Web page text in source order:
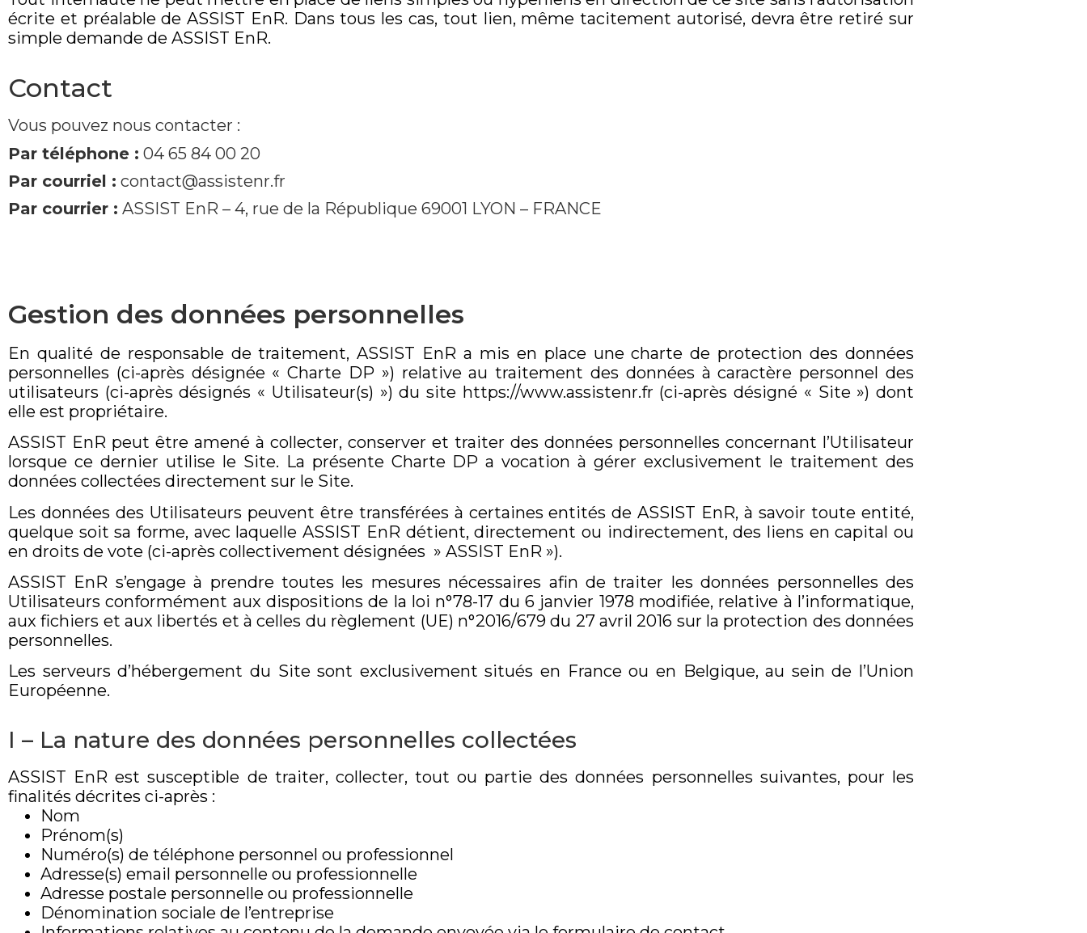
écrite et préalable de ASSIST EnR. Dans tous les cas, tout lien, même tacitement autorisé, devra être retiré sur
simple demande de ASSIST EnR.
Contact
Vous pouvez nous contacter :
Par téléphone : 04 65 84 00 20
Par courriel : contact@assistenr.fr
Par courrier : ASSIST EnR – 4, rue de la République 69001 LYON – FRANCE
Gestion des données personnelles
En qualité de responsable de traitement, ASSIST EnR a mis en place une charte de protection des données
personnelles (ci-après désignée « Charte DP ») relative au traitement des données à caractère personnel des
utilisateurs (ci-après désignés « Utilisateur(s) ») du site https://www.assistenr.fr (ci-après désigné « Site ») dont
elle est propriétaire.
ASSIST EnR peut être amené à collecter, conserver et traiter des données personnelles concernant l’Utilisateur
lorsque ce dernier utilise le Site. La présente Charte DP a vocation à gérer exclusivement le traitement des
données collectées directement sur le Site.
Les données des Utilisateurs peuvent être transférées à certaines entités de ASSIST EnR, à savoir toute entité,
quelque soit sa forme, avec laquelle ASSIST EnR détient, directement ou indirectement, des liens en capital ou
en droits de vote (ci-après collectivement désignées » ASSIST EnR »).
ASSIST EnR s’engage à prendre toutes les mesures nécessaires afin de traiter les données personnelles des
Utilisateurs conformément aux dispositions de la loi n°78-17 du 6 janvier 1978 modifiée, relative à l’informatique,
aux fichiers et aux libertés et à celles du règlement (UE) n°2016/679 du 27 avril 2016 sur la protection des données
personnelles.
Les serveurs d’hébergement du Site sont exclusivement situés en France ou en Belgique, au sein de l’Union
Européenne.
I – La nature des données personnelles collectées
ASSIST EnR est susceptible de traiter, collecter, tout ou partie des données personnelles suivantes, pour les
finalités décrites ci-après :
Nom
Prénom(s)
Numéro(s) de téléphone personnel ou professionnel
Adresse(s) email personnelle ou professionnelle
Adresse postale personnelle ou professionnelle
Dénomination sociale de l’entreprise